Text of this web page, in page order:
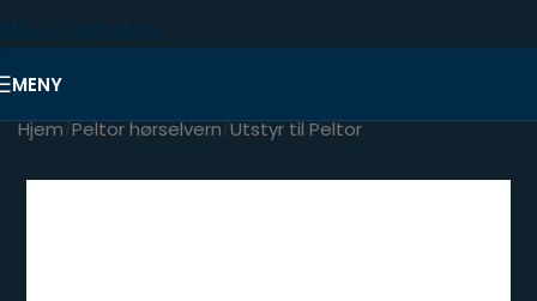
Skip to navigation
Skip to main content
MENY
Hjem/Peltor hørselvern/Utstyr til Peltor